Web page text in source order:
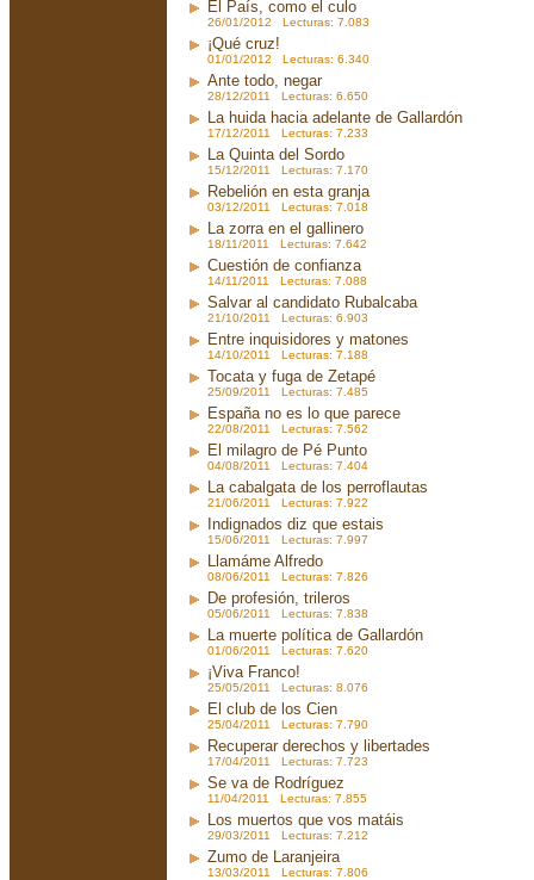
El País, como el culo
26/01/2012 Lecturas: 7.083
¡Qué cruz!
01/01/2012 Lecturas: 6.340
Ante todo, negar
28/12/2011 Lecturas: 6.650
La huida hacia adelante de Gallardón
17/12/2011 Lecturas: 7.233
La Quinta del Sordo
15/12/2011 Lecturas: 7.170
Rebelión en esta granja
03/12/2011 Lecturas: 7.018
La zorra en el gallinero
18/11/2011 Lecturas: 7.642
Cuestión de confianza
14/11/2011 Lecturas: 7.088
Salvar al candidato Rubalcaba
21/10/2011 Lecturas: 6.903
Entre inquisidores y matones
14/10/2011 Lecturas: 7.188
Tocata y fuga de Zetapé
25/09/2011 Lecturas: 7.485
España no es lo que parece
22/08/2011 Lecturas: 7.562
El milagro de Pé Punto
04/08/2011 Lecturas: 7.404
La cabalgata de los perroflautas
21/06/2011 Lecturas: 7.922
Indignados diz que estais
15/06/2011 Lecturas: 7.997
Llamáme Alfredo
08/06/2011 Lecturas: 7.826
De profesión, trileros
05/06/2011 Lecturas: 7.838
La muerte política de Gallardón
01/06/2011 Lecturas: 7.620
¡Viva Franco!
25/05/2011 Lecturas: 8.076
El club de los Cien
25/04/2011 Lecturas: 7.790
Recuperar derechos y libertades
17/04/2011 Lecturas: 7.723
Se va de Rodríguez
11/04/2011 Lecturas: 7.855
Los muertos que vos matáis
29/03/2011 Lecturas: 7.212
Zumo de Laranjeira
13/03/2011 Lecturas: 7.806